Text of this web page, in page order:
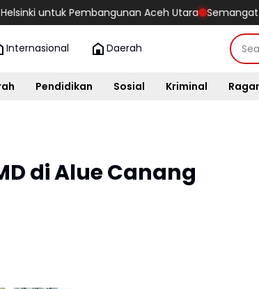
Pembangunan Aceh Utara Semangat
Internasional Daerah
Pendidikan Sosial Kriminal
di Alue Canang